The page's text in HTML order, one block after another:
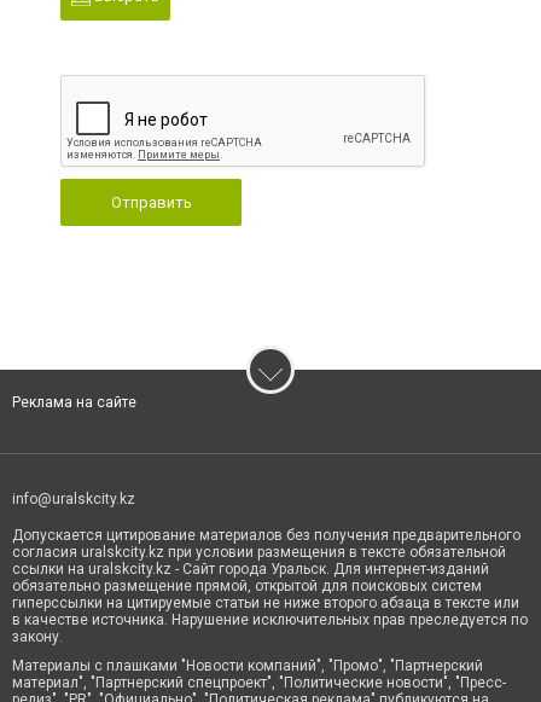
Отправить
Реклама на сайте
info@uralskcity.kz
Допускается цитирование материалов без получения предварительного
согласия uralskcity.kz при условии размещения в тексте обязательной
ссылки на uralskcity.kz - Сайт города Уральск. Для интернет-изданий
обязательно размещение прямой, открытой для поисковых систем
гиперссылки на цитируемые статьи не ниже второго абзаца в тексте или
в качестве источника. Нарушение исключительных прав преследуется по
закону.
Материалы с плашками "Новости компаний", "Промо", "Партнерский
материал", "Партнерский спецпроект", "Политические новости", "Пресс-